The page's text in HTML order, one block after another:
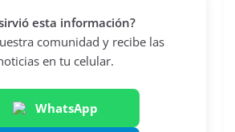
esta información?
comunidad y recibe las
en tu celular.
WhatsApp